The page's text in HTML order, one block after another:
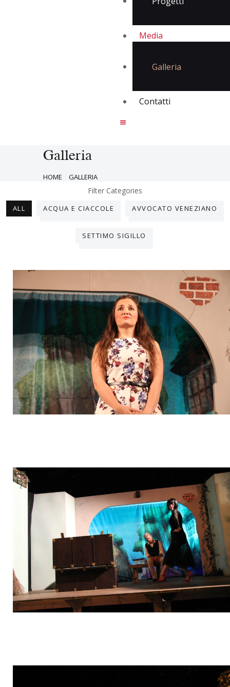
Media
Galleria
Contatti
Galleria
HOME GALLERIA
Filter Categories
ALL ACQUA E CIACCOLE AVVOCATO VENEZIANO
SETTIMO SIGILLO